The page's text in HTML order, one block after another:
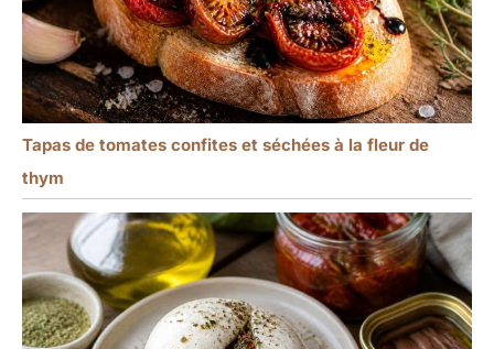
Tapas de tomates confites et séchées à la fleur de
thym